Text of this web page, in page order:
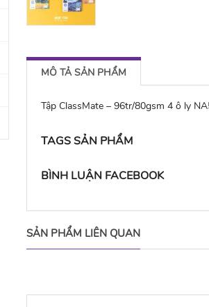
MÔ TẢ SẢN PHẨM
Tập ClassMate – 96tr/80gsm 4 ô ly
TAGS SẢN PHẨM
BÌNH LUẬN FACEBOOK
SẢN PHẨM LIÊN QUAN